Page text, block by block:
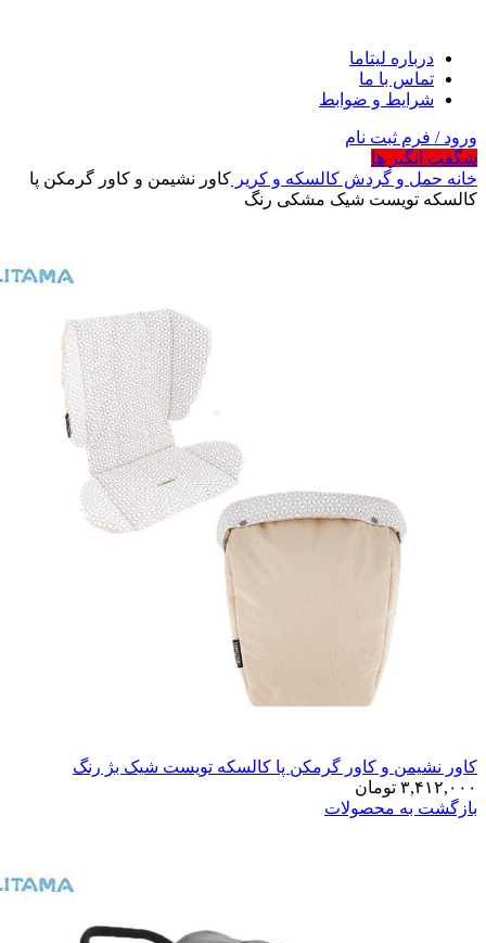
درباره لیتاما
تماس با ما
شرایط و ضوابط
ورود / فرم ثبت نام
شگفت انگیز ها
خانه حمل و گردش کالسکه و کریر کاور نشیمن و کاور گرمکن پا
کالسکه تویست شیک مشکی رنگ
کاور نشیمن و کاور گرمکن پا کالسکه تویست شیک بژ رنگ
۳,۴۱۲,۰۰۰ تومان
بازگشت به محصولات